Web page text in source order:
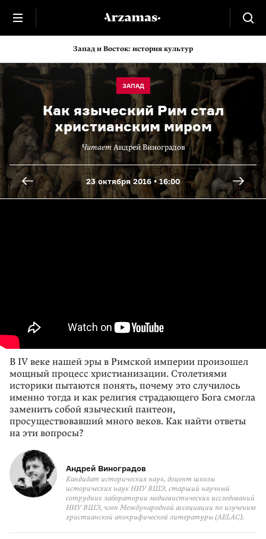
Запад и Восток: история культур
ЗАПАД
Как языческий Рим стал
христианским миром
Читает Андрей Виноградов
23 октября 2016 • 16:00
В IV веке нашей эры в Римской империи произошел
мощный процесс христи­анизации. Столетиями
историки пытаются понять, почему это случилось
именно тогда и как религия страдающего Бога смогла
заменить собой языческий пантеон,
просуществовавший много веков. Как найти ответы
на эти вопросы?
Андрей Виноградов
Кандидат исторических наук, доцент школы
исторических наук НИУ ВШЭ, старший научный
сотрудник лаборатории медиевистических исследований
НИУ ВШЭ, член Международной ассоциации по изучению
христианской апокрифической литературы (AELAC).